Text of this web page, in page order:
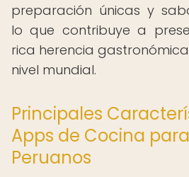
preparación únicas y
lo que contribuye a
rica herencia
nivel mundial.
Principales
Apps de Cocina
Peruanos